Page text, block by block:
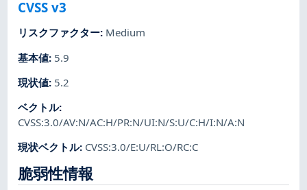
CVSS v3
リスクファクター: Medium
基本値: 5.9
現状値: 5.2
ベクトル:
CVSS:3.0/AV:N/AC:H/PR:N/UI:N/S:U/C:H/I:N/A:N
現状ベクトル: CVSS:3.0/E:U/RL:O/RC:C
脆弱性情報